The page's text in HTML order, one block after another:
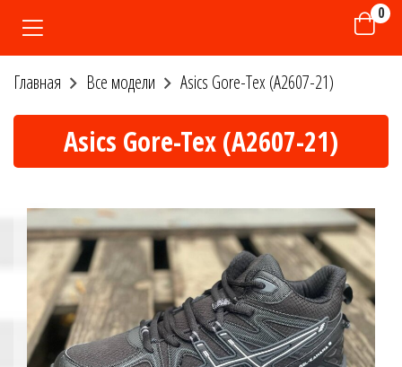
0
Главная Все модели Asics Gore-Tex (A2607-21)
Asics Gore-Tex (A2607-21)